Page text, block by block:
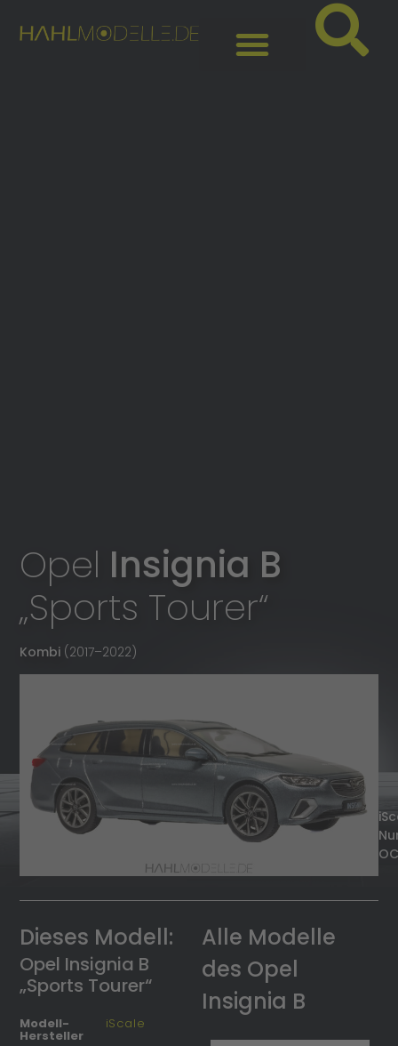
Opel Insignia B
„Sports Tourer“
Kombi (2017–2022)
Dieses Modell:
Opel Insignia B
„Sports Tourer“
Modell-
Hersteller
iScale
Alle Modelle
des Opel
Insignia B